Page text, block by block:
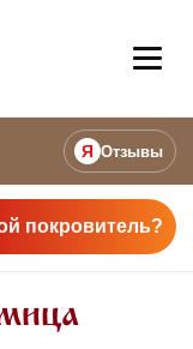
Я Отзывы
покровитель?